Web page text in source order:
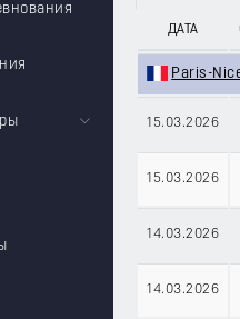
ДАТА
Paris-
15.03.2026
15.03.2026
14.03.2026
14.03.2026